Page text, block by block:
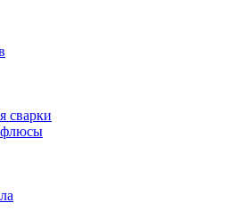
сварки
флюсы